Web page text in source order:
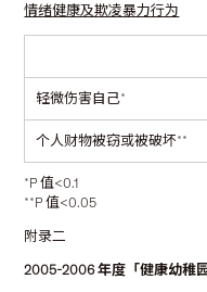
情绪健康及欺凌暴力行为
轻微伤害自己*
个人财物被窃或被破坏**
*P 值<0.1
**P 值<0.05
附录二
2005-2006年度「健康幼稚